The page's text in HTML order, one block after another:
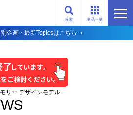
商品一覧
検索
企画・最新Topicsはこちら ＞
リー デザインモデル